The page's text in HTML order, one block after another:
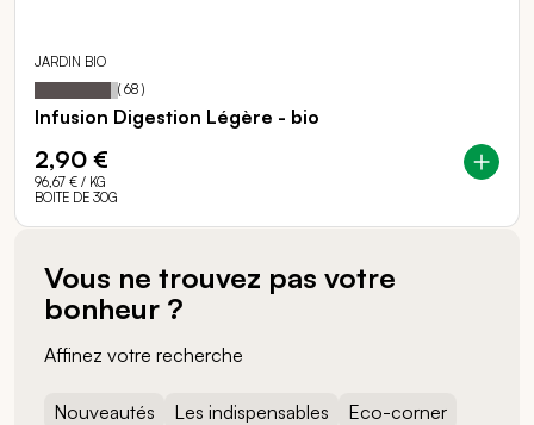
JARDIN BIO
Notation: 91
% of
( 68 )
Infusion Digestion Légère - bio
2,90 €
96,67 € / KG
BOITE DE 30G
Vous ne trouvez pas votre
bonheur ?
Affinez votre recherche
Nouveautés Les indispensables
Eco-corner